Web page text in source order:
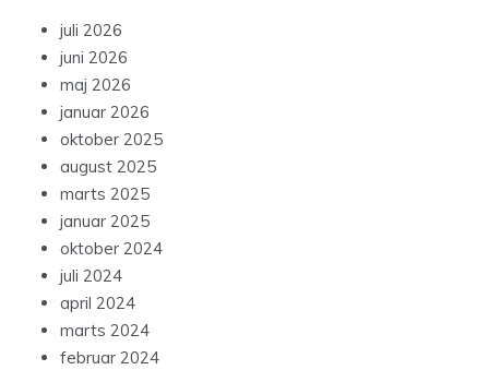
juli 2026
juni 2026
maj 2026
januar 2026
oktober 2025
august 2025
marts 2025
januar 2025
oktober 2024
juli 2024
april 2024
marts 2024
februar 2024